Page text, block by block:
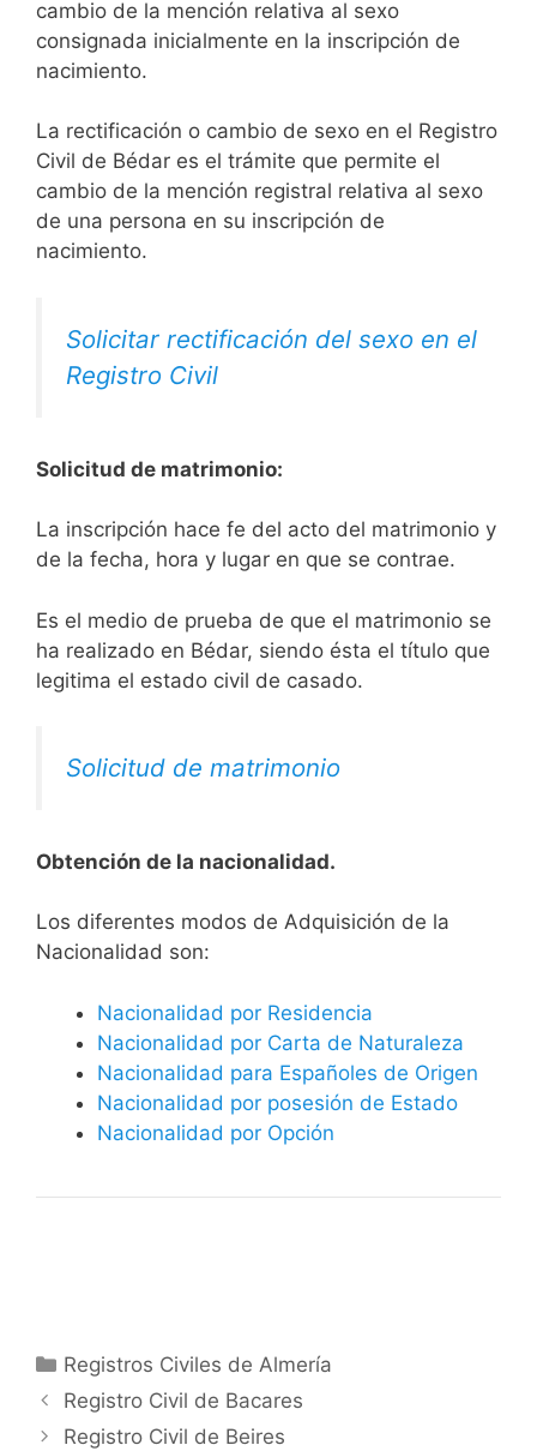
cambio de la mención relativa al sexo
consignada inicialmente en la inscripción de
nacimiento.
La rectificación o cambio de sexo en el Registro
Civil de Bédar es el trámite que permite el
cambio de la mención registral relativa al sexo
de una persona en su inscripción de
nacimiento.
Solicitar rectificación del sexo en el
Registro Civil
Solicitud de matrimonio:
La inscripción hace fe del acto del matrimonio y
de la fecha, hora y lugar en que se contrae.
Es el medio de prueba de que el matrimonio se
ha realizado en Bédar, siendo ésta el título que
legitima el estado civil de casado.
Solicitud de matrimonio
Obtención de la nacionalidad.
​​​Los diferentes modos de Adquisición de la
Nacionalidad son:
Nacionalidad por Residencia
Nacionalidad por Carta de Naturaleza
Nacionalidad para Españoles de Origen
Nacionalidad por posesión de Estado
Nacionalidad por Opción
Categorías
Registros Civiles de Almería
Registro Civil de Bacares
Registro Civil de Beires